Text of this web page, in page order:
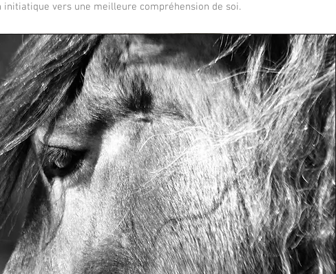
initiatique vers une meilleure compréhension de soi.